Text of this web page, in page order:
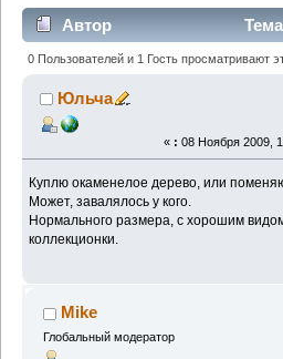
Автор
дерево. (Прочитано 3054 раз)
0 Пользователей и 1 Гость просматривают
Юльча
« : 08 Ноября 2009,
Куплю окаменелое дерево, или
Может, завалялось у кого.
Нормального размера, с хорошим
коллекционки.
Mike
Глобальный модератор